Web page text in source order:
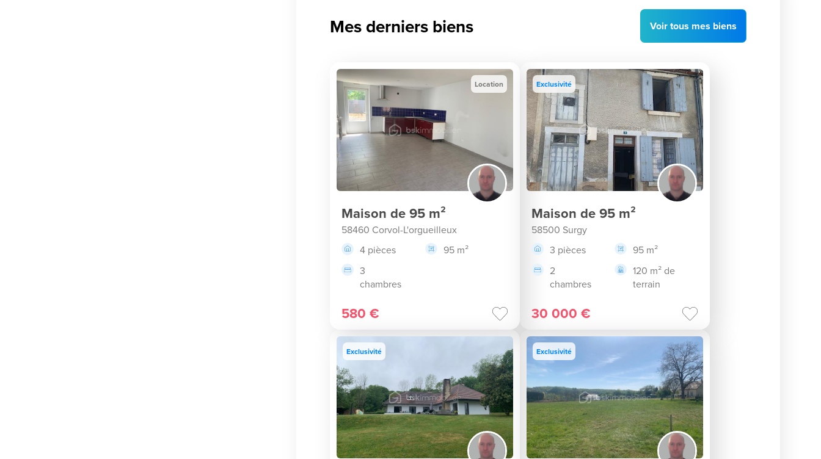
Mes derniers biens Voirtous mes biens
Location
Maison de 95 m²
58460 Corvol-L'orgueilleux
4 pièces
95 m²
3
chambres
580 €
Exclusivité
Maison de 95 m²
58500 Surgy
3 pièces
95 m²
2
chambres
120 m² de
terrain
30 000 €
Exclusivité Exclusivité